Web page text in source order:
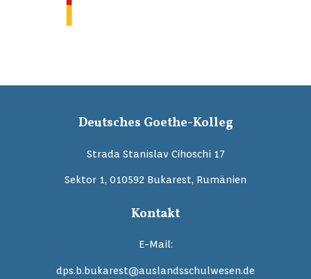
Deutsches Goethe-Kolleg
Strada Stanislav Cihoschi 17
Sektor 1, 010592 Bukarest, Rumänien
Kontakt
E-Mail:
dps.b.bukarest@auslandsschulwesen.de